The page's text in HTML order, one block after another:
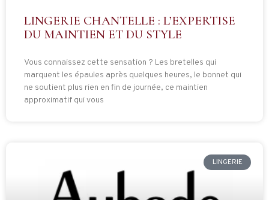
LINGERIE CHANTELLE : L’EXPERTISE
DU MAINTIEN ET DU STYLE
Vous connaissez cette sensation ? Les bretelles qui
marquent les épaules après quelques heures, le bonnet qui
ne soutient plus rien en fin de journée, ce maintien
approximatif qui vous
LINGERIE